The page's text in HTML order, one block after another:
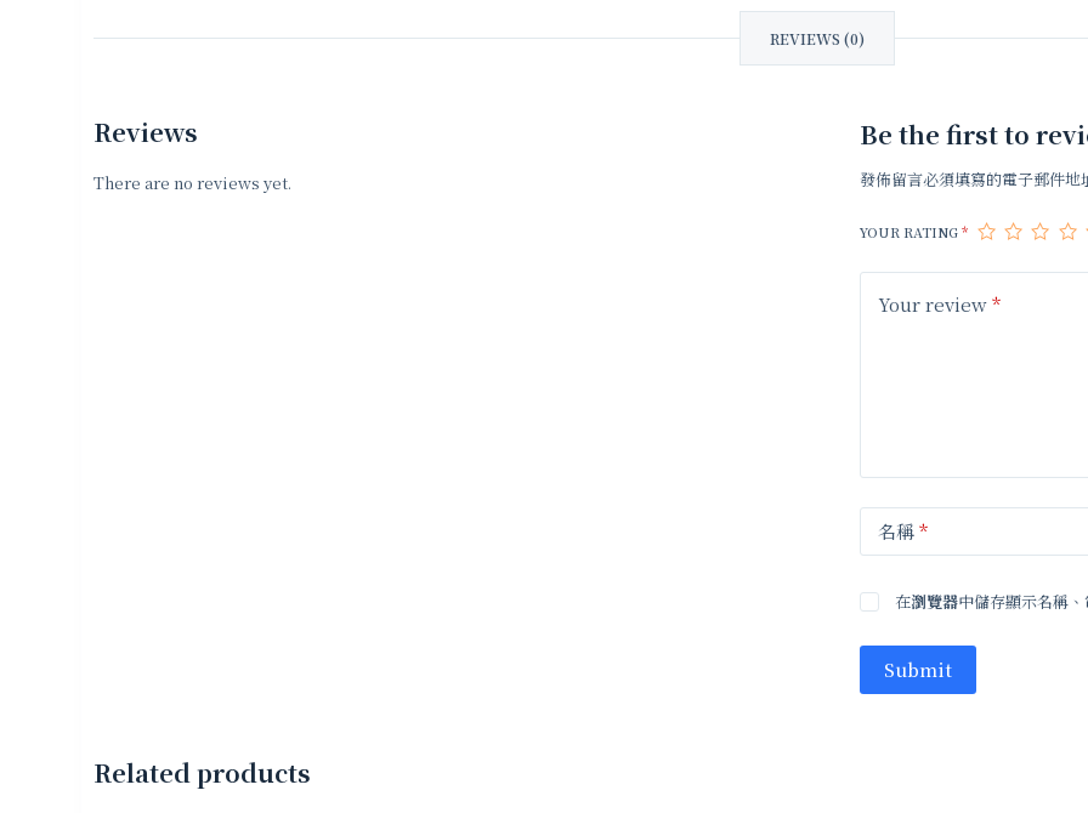
REVIEWS (0)
Reviews
There are no reviews yet.
Be the first to
發佈留言必須填寫的電子郵件地
YOUR RATING*
Your review*
名稱*
在瀏覽器中儲存顯示名稱
Submit
Related products